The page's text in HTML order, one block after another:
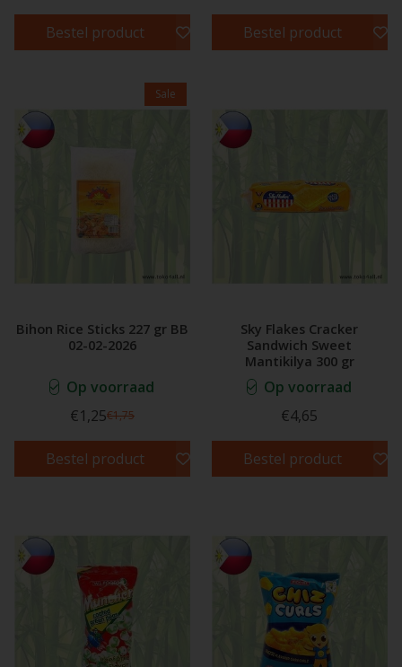
Bestel product Bestel product
Sale
Bihon Rice Sticks 227 gr BB
02-02-2026
Op voorraad
€1,25€1,75
Bestel product
Sky Flakes Cracker
Sandwich Sweet
Mantikilya 300 gr
Op voorraad
€4,65
Bestel product